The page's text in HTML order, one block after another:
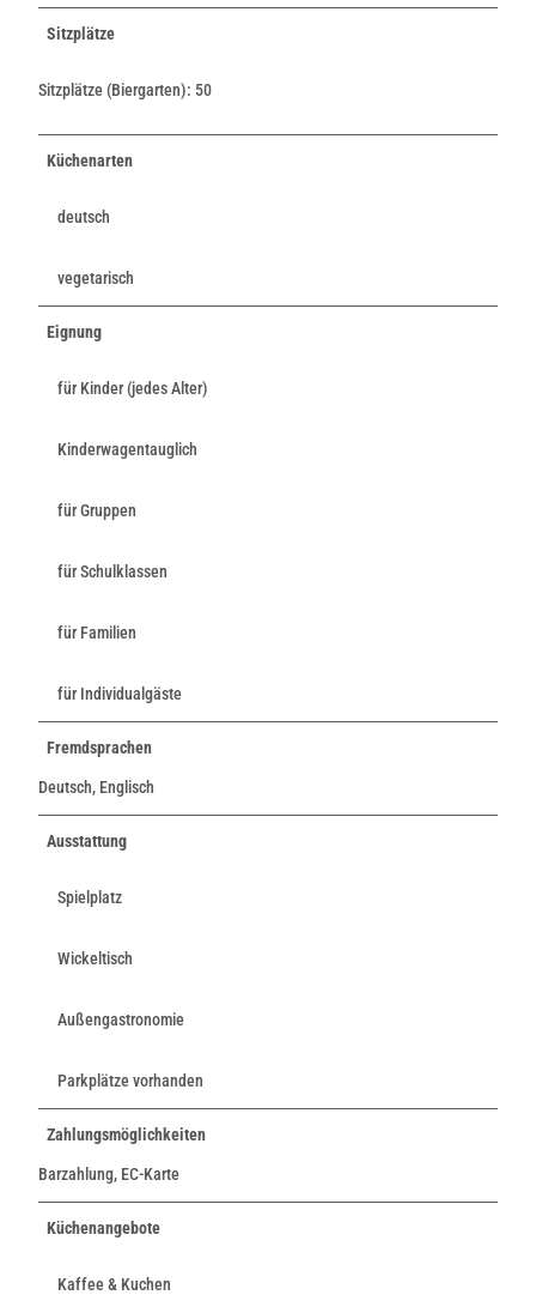
Sitzplätze
Sitzplätze (Biergarten): 50
Küchenarten
deutsch
vegetarisch
Eignung
für Kinder (jedes Alter)
Kinderwagentauglich
für Gruppen
für Schulklassen
für Familien
für Individualgäste
Fremdsprachen
Deutsch, Englisch
Ausstattung
Spielplatz
Wickeltisch
Außengastronomie
Parkplätze vorhanden
Zahlungsmöglichkeiten
Barzahlung, EC-Karte
Küchenangebote
Kaffee & Kuchen